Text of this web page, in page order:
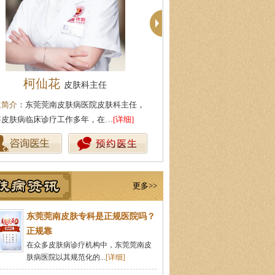
殷芳 皮肤科主任
介 ：从事皮肤病临床工作近十年，始终
医理论与实践相结合治疗皮…[详细]
更多>>
东莞莞南皮肤专科是正规医院吗？
正规靠
在众多皮肤病诊疗机构中，东莞莞南皮
肤病医院以其规范化的...[详细]